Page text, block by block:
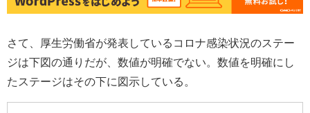
さて、厚生労働省が発表しているコロナ感染状況のステー
ジは下図の通りだが、数値が明確でない。数値を明確にし
たステージはその下に図示している。